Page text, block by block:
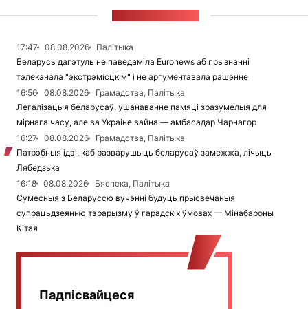
17:47 08.08.2026
Палітыка
Беларусь дагэтуль не паведаміла Euronews аб прызнанні
тэлеканала "экстрэмісцкім" і не аргументавала рашэнне
16:56
08.08.2026
Грамадства, Палітыка
Легалізацыя беларусаў, ушанаванне памяці зразумелыя для
мірнага часу, але ва Украіне вайна — амбасадар Чарнагор
16:27
08.08.2026
Грамадства, Палітыка
Патрэбныя ідэі, каб разварушыць беларусаў замежжа, лічыць
Лябедзька
16:18
08.08.2026
Бяспека, Палітыка
Сумесныя з Беларуссю вучэнні будуць прысвечаныя
супрацьдзеянню тэрарызму ў гарадскіх ўмовах — Мінабароны
Кітая
Падпісвайцеся